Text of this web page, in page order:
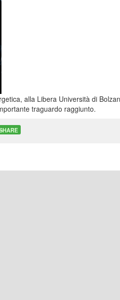
alla Libera Università di
traguardo raggiunto.